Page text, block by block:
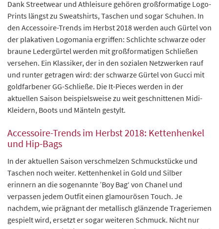
Dank Streetwear und Athleisure gehören großformatige Logo-
Prints längst zu Sweatshirts, Taschen und sogar Schuhen. In
den Accessoire-Trends im Herbst 2018 werden auch Gürtel von
der plakativen Logomania ergriffen: Schlichte schwarze oder
braune Ledergürtel werden mit großformatigen Schließen
versehen. Ein Klassiker, der in den sozialen Netzwerken rauf
und runter getragen wird: der schwarze Gürtel von Gucci mit
goldfarbener GG-Schließe. Die It-Pieces werden in der
aktuellen Saison beispielsweise zu weit geschnittenen Midi-
Kleidern, Boots und Mänteln gestylt.
Accessoire-Trends im Herbst 2018: Kettenhenkel
und Hip-Bags
In der aktuellen Saison verschmelzen Schmuckstücke und
Taschen noch weiter. Kettenhenkel in Gold und Silber
erinnern an die sogenannte ’Boy Bag‘ von Chanel und
verpassen jedem Outfit einen glamourösen Touch. Je
nachdem, wie prägnant der metallisch glänzende Trageriemen
gespielt wird, ersetzt er sogar weiteren Schmuck. Nicht nur